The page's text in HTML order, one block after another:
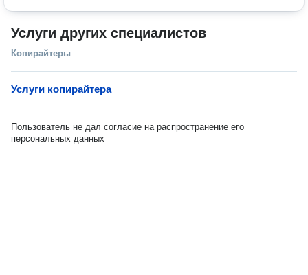
Услуги других специалистов
Копирайтеры
Услуги копирайтера
Пользователь не дал согласие на распространение его
персональных данных